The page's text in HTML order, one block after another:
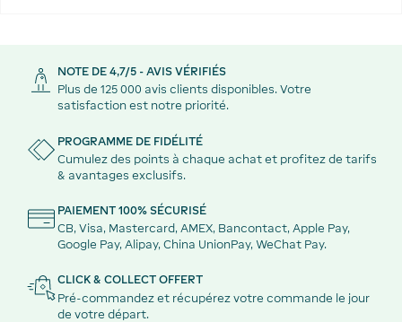
NOTE DE 4,7/5 - AVIS VÉRIFIÉS
Plus de 125 000 avis clients disponibles. Votre
satisfaction est notre priorité.
PROGRAMME DE FIDÉLITÉ
Cumulez des points à chaque achat et profitez de tarifs
& avantages exclusifs.
PAIEMENT 100% SÉCURISÉ
CB, Visa, Mastercard, AMEX, Bancontact, Apple Pay,
Google Pay, Alipay, China UnionPay, WeChat Pay.
CLICK & COLLECT OFFERT
Pré-commandez et récupérez votre commande le jour
de votre départ.